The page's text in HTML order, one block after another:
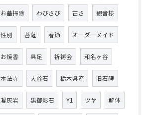
お墓掃除 わびさび 古さ 観音様
性別 菩薩 春節 オーダーメイド
お焼香 具足 祈祷会 和名ヶ谷
本法寺 大谷石 栃木県産 旧石碑
凝灰岩 黒御影石 Y1 ツヤ 解体